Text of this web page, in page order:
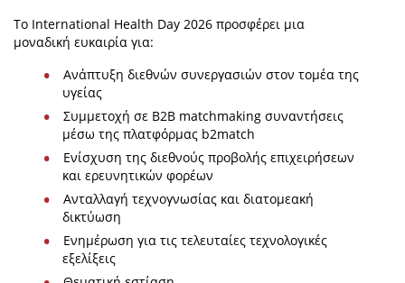
Το International Health Day 2026 προσφέρει μια
μοναδική ευκαιρία για:
Ανάπτυξη διεθνών συνεργασιών στον τομέα της
υγείας
Συμμετοχή σε B2B matchmaking συναντήσεις
μέσω της πλατφόρμας b2match
Ενίσχυση της διεθνούς προβολής επιχειρήσεων
και ερευνητικών φορέων
Ανταλλαγή τεχνογνωσίας και διατομεακή
δικτύωση
Ενημέρωση για τις τελευταίες τεχνολογικές
εξελίξεις